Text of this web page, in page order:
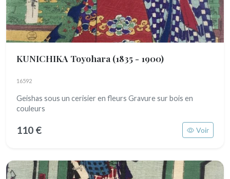
KUNICHIKA Toyohara (1835 - 1900)
16592
Geishas sous un cerisier en fleurs Gravure sur bois en
couleurs
110 € Voir